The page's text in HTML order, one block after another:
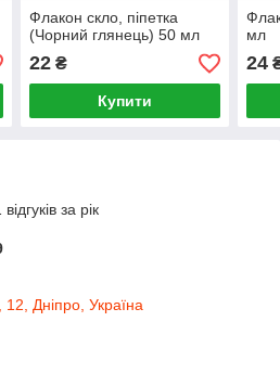
Флакон скло, піпетка
(Чорний глянець) 50 мл
22₴
Купити
мл
24
за рік
Дніпро, Україна